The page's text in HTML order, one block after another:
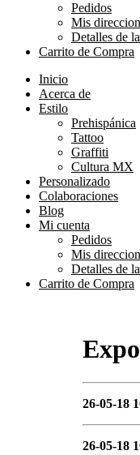
Pedidos
Mis
Detalles de
Carrito de Compra
Inicio
Acerca de
Estilo
Prehispánica
Tattoo
Graffiti
Cultura MX
Personalizado
Colaboraciones
Blog
Mi cuenta
Pedidos
Mis
Detalles de
Carrito de Compra
26-05-18
26-05-18